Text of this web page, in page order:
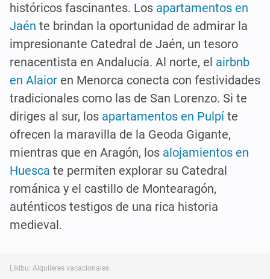
históricos fascinantes. Los apartamentos en
Jaén te brindan la oportunidad de admirar la
impresionante Catedral de Jaén, un tesoro
renacentista en Andalucía. Al norte, el airbnb
en Alaior en Menorca conecta con festividades
tradicionales como las de San Lorenzo. Si te
diriges al sur, los apartamentos en Pulpíte
ofrecen la maravilla de la Geoda Gigante,
mientras que en Aragón, los alojamientos en
Huesca te permiten explorar su Catedral
románica y el castillo de Montearagón,
auténticos testigos de una rica historia
medieval.
Likibu: Alquileres vacacionales